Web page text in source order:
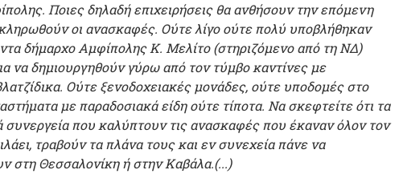
Ποιες δηλαδή επιχειρήσεις θα ανθήσουν την επόμενη
οι ανασκαφές. Ούτε λίγο ούτε πολύ υποβλήθηκαν
δήμαρχο Αμφίπολης Κ. Μελίτο (στηριζόμενο από τη ΝΔ)
να δημιουργηθούν γύρω από τον τύμβο καντίνες με
Ούτε ξενοδοχειακές μονάδες, ούτε υποδομές στο
με παραδοσιακά είδη ούτε τίποτα. Να σκεφτείτε ότι τα
συνεργεία που καλύπτουν τις ανασκαφές που έκαναν όλον τον
τραβούν τα πλάνα τους και εν συνεχεία πάνε να
στη Θεσσαλονίκη ή στην Καβάλα.(...)